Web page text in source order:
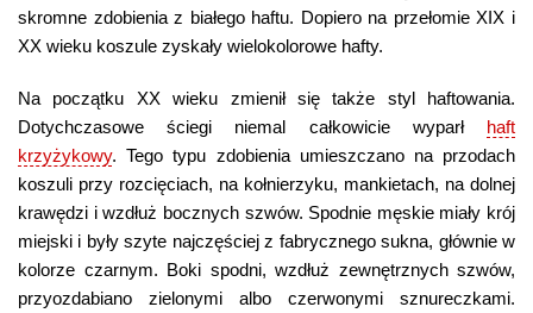
skromne zdobienia z białego haftu. Dopiero na przełomie XIX i
XX wieku koszule zyskały wielokolorowe hafty.
Na początku XX wieku zmienił się także styl haftowania.
Dotychczasowe ściegi niemal całkowicie wyparł haft
krzyżykowy. Tego typu zdobienia umieszczano na przodach
koszuli przy rozcięciach, na kołnierzyku, mankietach, na dolnej
krawędzi i wzdłuż bocznych szwów. Spodnie męskie miały krój
miejski i były szyte najczęściej z fabrycznego sukna, głównie w
kolorze czarnym. Boki spodni, wzdłuż zewnętrznych szwów,
przyozdabiano zielonymi albo czerwonymi sznureczkami.